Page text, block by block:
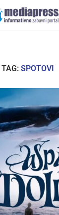
TAG: SPOTOVI